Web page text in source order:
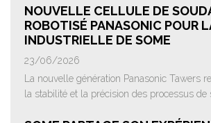
NOUVELLE CELLULE DE
ROBOTISÉ PANASONIC POUR
INDUSTRIELLE DE SOME
23/06/2026
La nouvelle génération Panasonic Tawers
la stabilité et la précision des processus de